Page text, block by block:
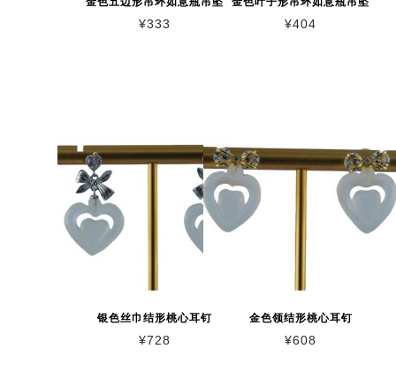
银色丝巾结形桃心耳钉
¥728
金色领结形桃心耳钉
¥608
¥333 ¥404